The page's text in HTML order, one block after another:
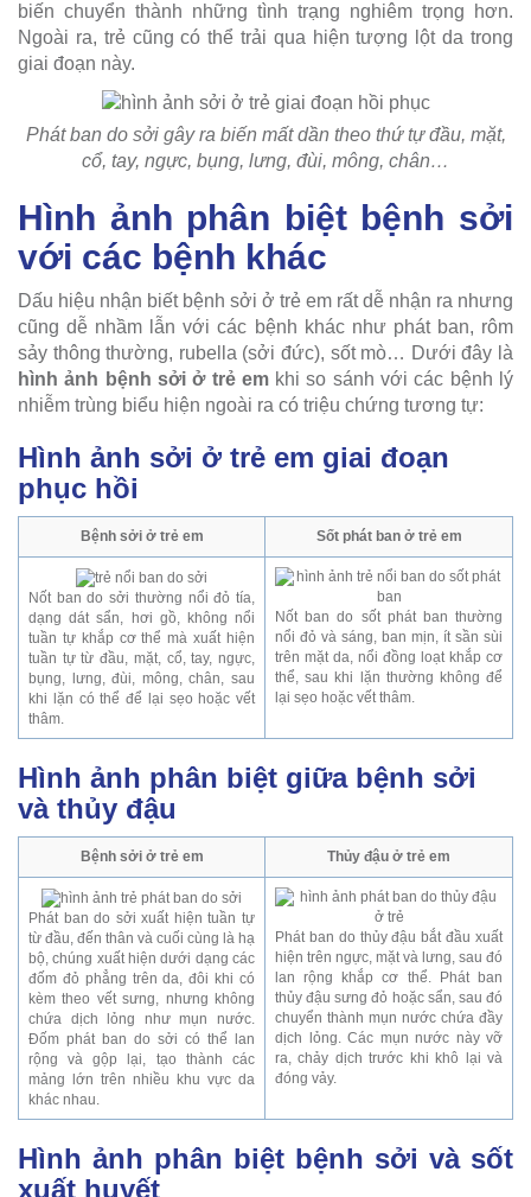
biến chuyển thành những tình trạng nghiêm trọng hơn.
Ngoài ra, trẻ cũng có thể trải qua hiện tượng lột da trong
giai đoạn này.
Phát ban do sởi gây ra biến mất dần theo thứ tự đầu, mặt,
cổ, tay, ngực, bụng, lưng, đùi, mông, chân…
Hình ảnh phân biệt bệnh sởi
với các bệnh khác
Dấu hiệu nhận biết bệnh sởi ở trẻ em rất dễ nhận ra nhưng
cũng dễ nhầm lẫn với các bệnh khác như phát ban, rôm
sảy thông thường, rubella (sởi đức), sốt mò… Dưới đây là
hình ảnh bệnh sởi ở trẻ emkhi so sánh với các bệnh lý
nhiễm trùng biểu hiện ngoài ra có triệu chứng tương tự:
Hình ảnh sởi ở trẻ em giai đoạn
phục hồi
Bệnh sởi ở trẻ em Sốt phát ban ở trẻ em
Nốt ban do sởi thường nổi đỏ tía,
dạng dát sẩn, hơi gồ, không nổi
tuần tự khắp cơ thể mà xuất hiện
tuần tự từ đầu, mặt, cổ, tay, ngực,
bụng, lưng, đùi, mông, chân, sau
khi lặn có thể để lại sẹo hoặc vết
thâm.
Nốt ban do sốt phát ban thường
nổi đỏ và sáng, ban mịn, ít sần sùi
trên mặt da, nổi đồng loạt khắp cơ
thể, sau khi lặn thường không để
lại sẹo hoặc vết thâm.
Hình ảnh phân biệt giữa bệnh sởi
và thủy đậu
Bệnh sởi ở trẻ em Thủy đậu ở trẻ em
Phát ban do sởi xuất hiện tuần tự
từ đầu, đến thân và cuối cùng là hạ
bộ, chúng xuất hiện dưới dạng các
đốm đỏ phẳng trên da, đôi khi có
kèm theo vết sưng, nhưng không
chứa dịch lỏng như mụn nước.
Đốm phát ban do sởi có thể lan
rộng và gộp lại, tạo thành các
mảng lớn trên nhiều khu vực da
khác nhau.
Phát ban do thủy đậu bắt đầu xuất
hiện trên ngực, mặt và lưng, sau đó
lan rộng khắp cơ thể. Phát ban
thủy đậu sưng đỏ hoặc sẩn, sau đó
chuyển thành mụn nước chứa đầy
dịch lỏng. Các mụn nước này vỡ
ra, chảy dịch trước khi khô lại và
đóng vảy.
Hình ảnh phân biệt bệnh sởi và sốt
xuất huyết